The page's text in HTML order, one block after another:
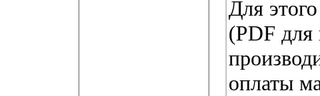
Для
(PDF для
оплаты